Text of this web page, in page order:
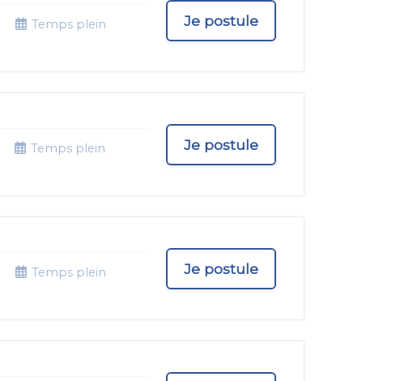
Temps plein
Je postule
Temps plein
Je postule
Temps plein
Je postule